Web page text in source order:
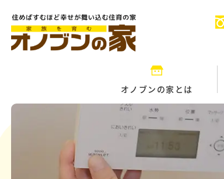
オノブンの家とは